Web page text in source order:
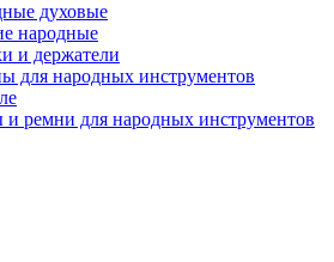
духовые
народные
и держатели
для народных инструментов
и ремни для народных инструментов